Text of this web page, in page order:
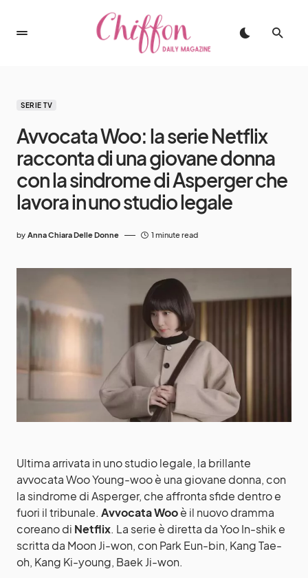
SERIE TV
Avvocata Woo: la serie Netflix
racconta di una giovane donna
con la sindrome di Asperger che
lavora in uno studio legale
by Anna Chiara Delle Donne 1 minute read
Ultima arrivata in uno studio legale, la brillante
avvocata Woo Young-woo è una giovane donna, con
la sindrome di Asperger, che affronta sfide dentro e
fuori il tribunale. Avvocata Wooè il nuovo dramma
coreano di Netflix. La serie è diretta da Yoo In-shik e
scritta da Moon Ji-won, con Park Eun-bin, Kang Tae-
oh, Kang Ki-young, Baek Ji-won.